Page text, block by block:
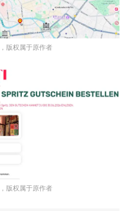
版权属于原作者
版权属于原作者